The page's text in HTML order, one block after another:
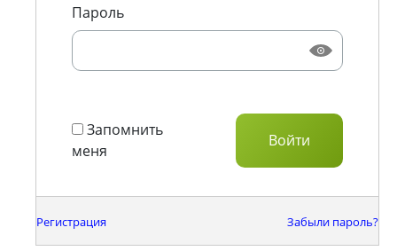
Пароль
Запомнить
меня
Регистрация Забыли пароль?